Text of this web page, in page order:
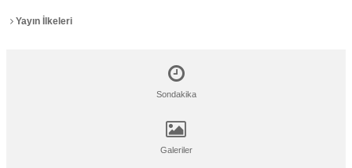
Yayın İlkeleri
Sondakika
Galeriler